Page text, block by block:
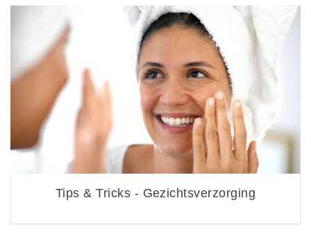
Tips & Tricks - Gezichtsverzorging